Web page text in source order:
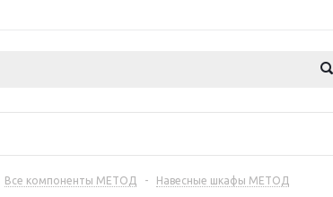
Все компоненты МЕТОД - Навесные шкафы МЕТОД